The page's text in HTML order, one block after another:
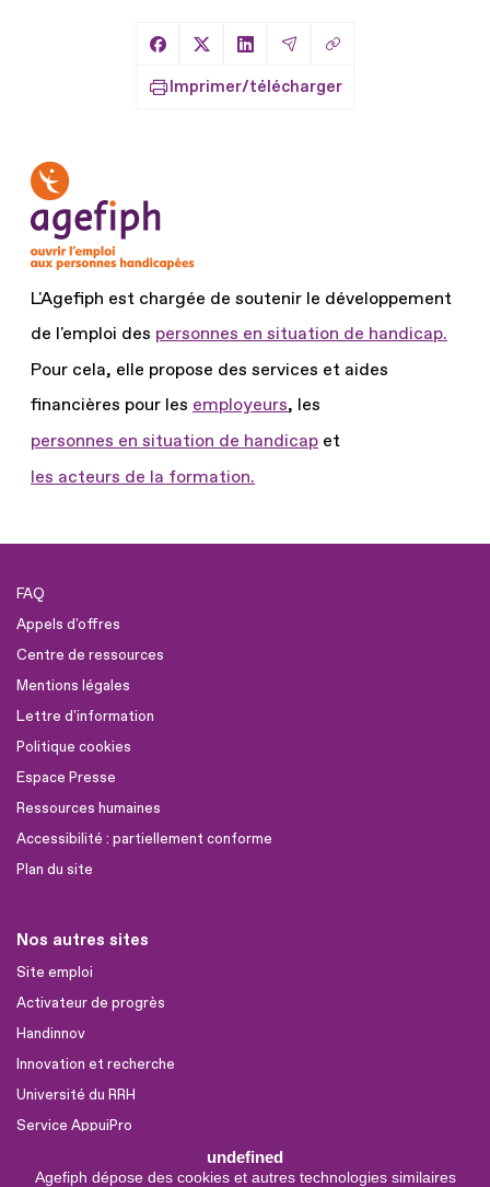
undefined
Agefiph dépose des cookies et autres technologies similaires
Partager sur Facebook
Partager sur X
Partager sur LinkedIn
Partager par Email
Copier le lien
Imprimer/télécharger
L'Agefiph est chargée de soutenir le développement
de l'emploi des personnes en situation de handicap.
Pour cela, elle propose des services et aides
financières pour les employeurs, les
personnes en situation de handicap et
les acteurs de la formation.
FAQ
Appels d'offres
Centre de ressources
Mentions légales
Lettre d'information
Politique cookies
Espace Presse
Ressources humaines
Accessibilité : partiellement conforme
Plan du site
Nos autres sites
Site emploi
Activateur de progrès
Handinnov
Innovation et recherche
Université du RRH
Service AppuiPro
Nous suivre